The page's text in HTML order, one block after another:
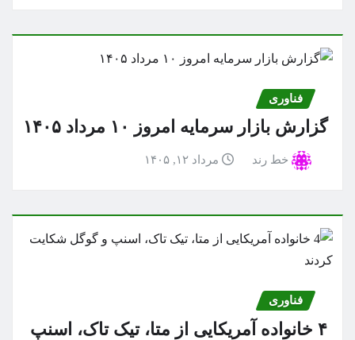
فناوری
گزارش بازار سرمایه امروز ۱۰ مرداد ۱۴۰۵
خط رند مرداد ۱۲, ۱۴۰۵
فناوری
۴ خانواده آمریکایی از متا، تیک تاک، اسنپ